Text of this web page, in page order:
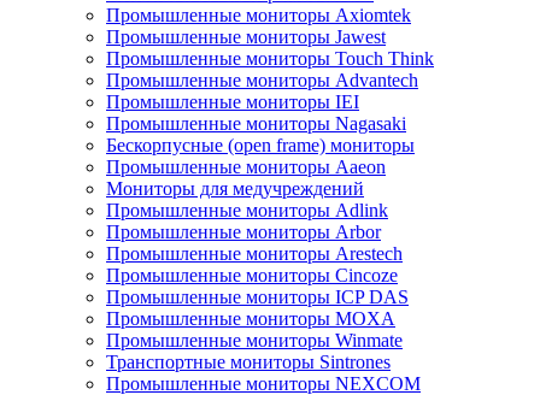
Промышленные мониторы Axiomtek
Промышленные мониторы Jawest
Промышленные мониторы Touch Think
Промышленные мониторы Advantech
Промышленные мониторы IEI
Промышленные мониторы Nagasaki
Бескорпусные (open frame) мониторы
Промышленные мониторы Aaeon
Мониторы для медучреждений
Промышленные мониторы Adlink
Промышленные мониторы Arbor
Промышленные мониторы Arestech
Промышленные мониторы Cincoze
Промышленные мониторы ICP DAS
Промышленные мониторы MOXA
Промышленные мониторы Winmate
Транспортные мониторы Sintrones
Промышленные мониторы NEXCOM